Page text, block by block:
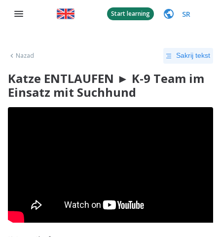
Start learning SR
Nazad Sakrij tekst
Katze ENTLAUFEN ► K-9 Team im
Einsatz mit Suchhund